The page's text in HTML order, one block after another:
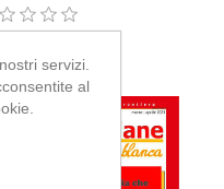
servizi.
al